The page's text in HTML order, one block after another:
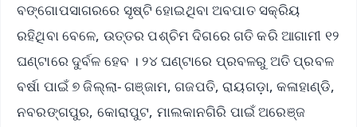
ବଙ୍ଗୋପସାଗରରେ ସୃଷ୍ଟି ହୋଇଥିବା ଅବପାତ ସକ୍ରିୟ
ରହିଥିବା ବେଳେ, ଉତ୍ତର ପଶ୍ଚିମ ଦିଗରେ ଗତି କରି ଆଗାମୀ ୧୨
ଘଣ୍ଟାରେ ଦୁର୍ବଳ ହେବ । ୨୪ ଘଣ୍ଟାରେ ପ୍ରବଳରୁ ଅତି ପ୍ରବଳ
ବର୍ଷା ପାଇଁ ୭ ଜିଲ୍ଲା- ଗଞ୍ଜାମ, ଗଜପତି, ରାୟଗଡ଼ା, କଳାହାଣ୍ଡି,
ନବରଙ୍ଗପୁର, କୋରାପୁଟ, ମାଲକାନଗିରି ପାଇଁ ଅରେଞ୍ଜ